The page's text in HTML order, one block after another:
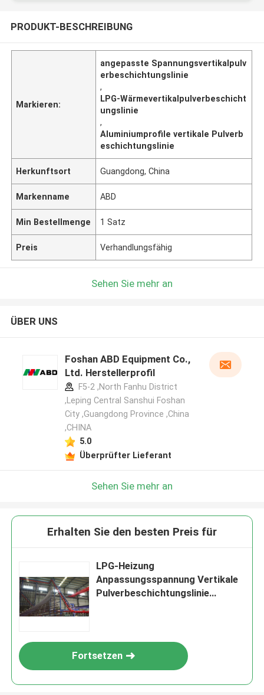
PRODUKT-BESCHREIBUNG
Markieren:
angepasste Spannungsvertikalpulv
erbeschichtungslinie
,
LPG-Wärmevertikalpulverbeschicht
ungslinie
,
Aluminiumprofile vertikale Pulverb
eschichtungslinie
Herkunftsort Guangdong, China
Markenname ABD
Min Bestellmenge 1 Satz
Preis Verhandlungsfähig
Sehen Sie mehr an
ÜBER UNS
Foshan ABD Equipment Co.,
Ltd. Herstellerprofil
F5-2 ,North Fanhu District
,Leping Central Sanshui Foshan
City ,Guangdong Province ,China
,CHINA
5.0
Überprüfter Lieferant
Sehen Sie mehr an
Erhalten Sie den besten Preis für
LPG-Heizung
Anpassungsspannung Vertikale
Pulverbeschichtungslinie
Fortsetzen